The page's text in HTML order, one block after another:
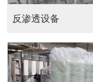
60吨反渗透设备方案